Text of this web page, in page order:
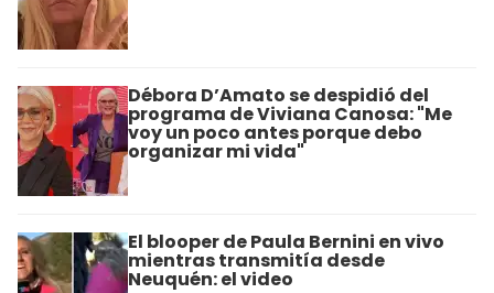
Débora D’Amato se despidió del
programa de Viviana Canosa: "Me
voy un poco antes porque debo
organizar mi vida"
El blooper de Paula Bernini en vivo
mientras transmitía desde
Neuquén: el video